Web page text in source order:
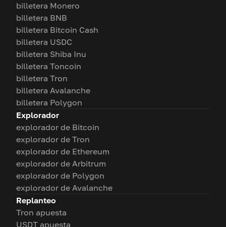
billetera Monero
billetera BNB
billetera Bitcoin Cash
billetera USDC
billetera Shiba Inu
billetera Toncoin
billetera Tron
billetera Avalanche
billetera Polygon
Explorador
explorador de Bitcoin
explorador de Tron
explorador de Ethereum
explorador de Arbitrum
explorador de Polygon
explorador de Avalanche
Replanteo
Tron apuesta
USDT apuesta